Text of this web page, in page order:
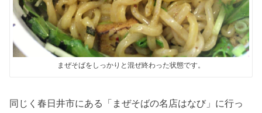
まぜそばをしっかりと混ぜ終わった状態です。
同じく春日井市にある「まぜそばの名店はなび」に行っ